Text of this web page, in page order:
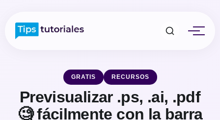
GRATIS RECURSOS
Previsualizar .ps, .ai, .pdf
🧐 fácilmente con la barra